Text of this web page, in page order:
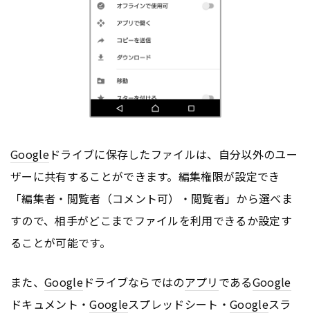
Googleドライブに保存したファイルは、自分以外のユー
ザーに共有することができます。編集権限が設定でき
「編集者・閲覧者（コメント可）・閲覧者」から選べま
すので、相手がどこまでファイルを利用できるか設定す
ることが可能です。
また、 Googleドライブならではのアプリ であるGoogle
ドキュメント・Googleスプレッドシート・Googleスラ